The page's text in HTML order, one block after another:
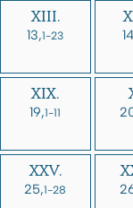
XIII.
13,1-23
XIX.
19,1-11
XXV.
25,1-28